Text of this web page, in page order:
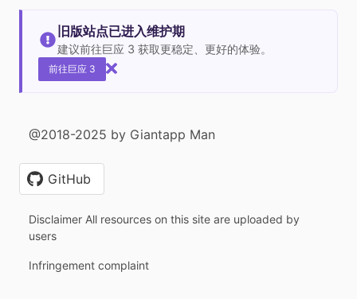
旧版站点已进入维护期
建议前往巨应 3 获取更稳定、更好的体验。
前往巨应 3
@2018-2025 by Giantapp Man
GitHub
Disclaimer All resources on this site are uploaded by
users
Infringement complaint